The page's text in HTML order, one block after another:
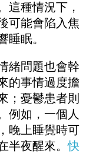
這種情況下，
可能會陷入焦
睡眠。
問題也會幹
的事情過度擔
；憂鬱患者則
例如，一個人
晚上睡覺時可
半夜醒來。快